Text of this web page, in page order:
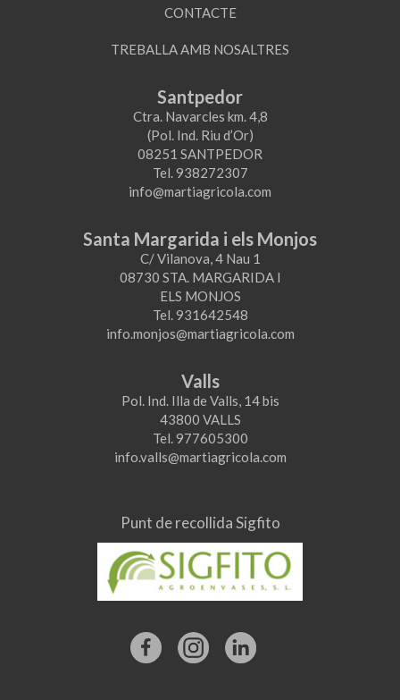
CONTACTE
TREBALLA AMB NOSALTRES
Santpedor
Ctra. Navarcles km. 4,8
(Pol. Ind. Riu d’Or)
08251 SANTPEDOR
Tel. 938272307
info@martiagricola.com
Santa Margarida i els Monjos
C/ Vilanova, 4 Nau 1
08730 STA. MARGARIDA I
ELS MONJOS
Tel. 931642548
info.monjos@martiagricola.com
Valls
Pol. Ind. Illa de Valls, 14 bis
43800 VALLS
Tel. 977605300
info.valls@martiagricola.com
Punt de recollida Sigfito